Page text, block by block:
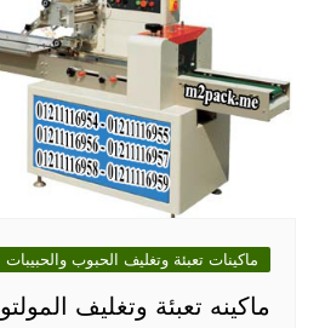
ماكينات تعبئة وتغليف الحبوب والحبيبات
ماكينه تعبئة وتغليف المولتو